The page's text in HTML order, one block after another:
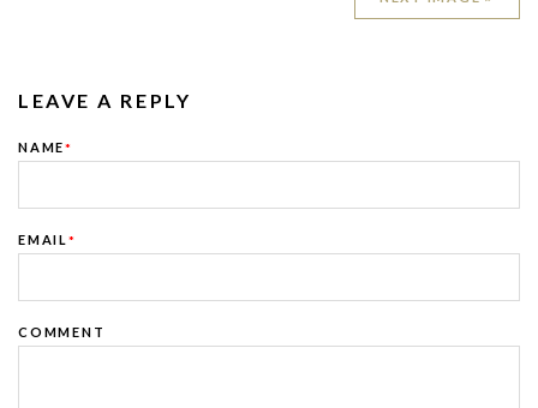
LEAVE A REPLY
NAME*
EMAIL *
COMMENT